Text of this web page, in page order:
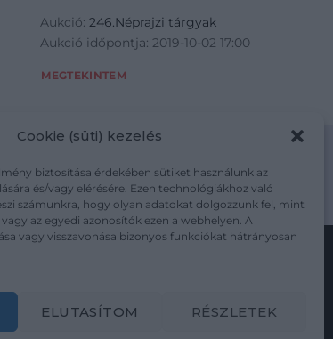
Cookie (süti) kezelés
biztosítása érdekében sütiket használunk az
és/vagy elérésére. Ezen technológiákhoz való
számunkra, hogy olyan adatokat dolgozzunk fel, mint
az egyedi azonosítók ezen a webhelyen. A
vagy visszavonása bizonyos funkciókat hátrányosan
ELUTASÍTOM RÉSZLETEK
Aukció:246.Néprajzi tárgyak
Aukció időpontja: 2019-10-02 17:00
MEGTEKINTEM
tajekoztato/